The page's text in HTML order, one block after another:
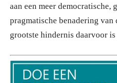
aan een meer democratische,
pragmatische benadering van
grootste hindernis daarvoor